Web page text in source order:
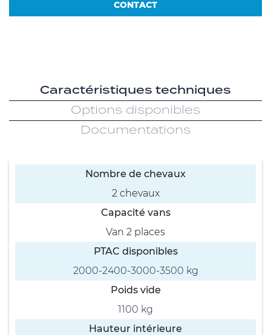
CONTACT
Caractéristiques techniques
Options disponibles
Documentations
Nombre de chevaux
2 chevaux
Capacité vans
Van 2 places
PTAC disponibles
2000-2400-3000-3500 kg
Poids vide
1100 kg
Hauteur intérieure